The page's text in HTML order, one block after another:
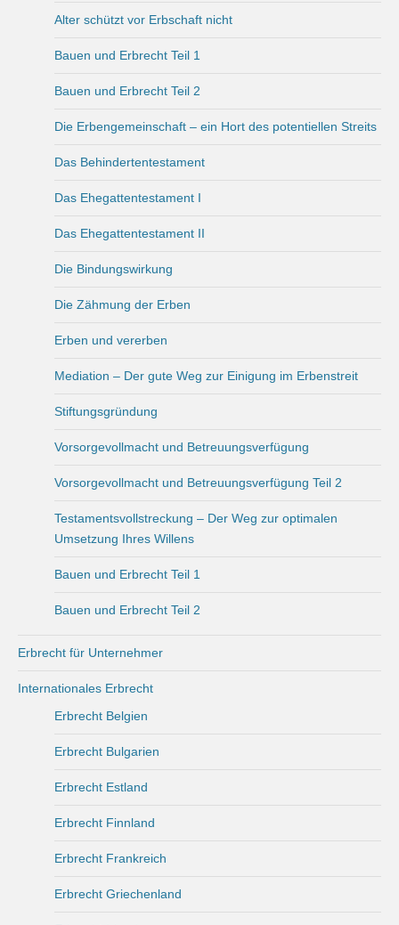
Alter schützt vor Erbschaft nicht
Bauen und Erbrecht Teil 1
Bauen und Erbrecht Teil 2
Die Erbengemeinschaft – ein Hort des potentiellen Streits
Das Behindertentestament
Das Ehegattentestament I
Das Ehegattentestament II
Die Bindungswirkung
Die Zähmung der Erben
Erben und vererben
Mediation – Der gute Weg zur Einigung im Erbenstreit
Stiftungsgründung
Vorsorgevollmacht und Betreuungsverfügung
Vorsorgevollmacht und Betreuungsverfügung Teil 2
Testamentsvollstreckung – Der Weg zur optimalen
Umsetzung Ihres Willens
Bauen und Erbrecht Teil 1
Bauen und Erbrecht Teil 2
Erbrecht für Unternehmer
Internationales Erbrecht
Erbrecht Belgien
Erbrecht Bulgarien
Erbrecht Estland
Erbrecht Finnland
Erbrecht Frankreich
Erbrecht Griechenland